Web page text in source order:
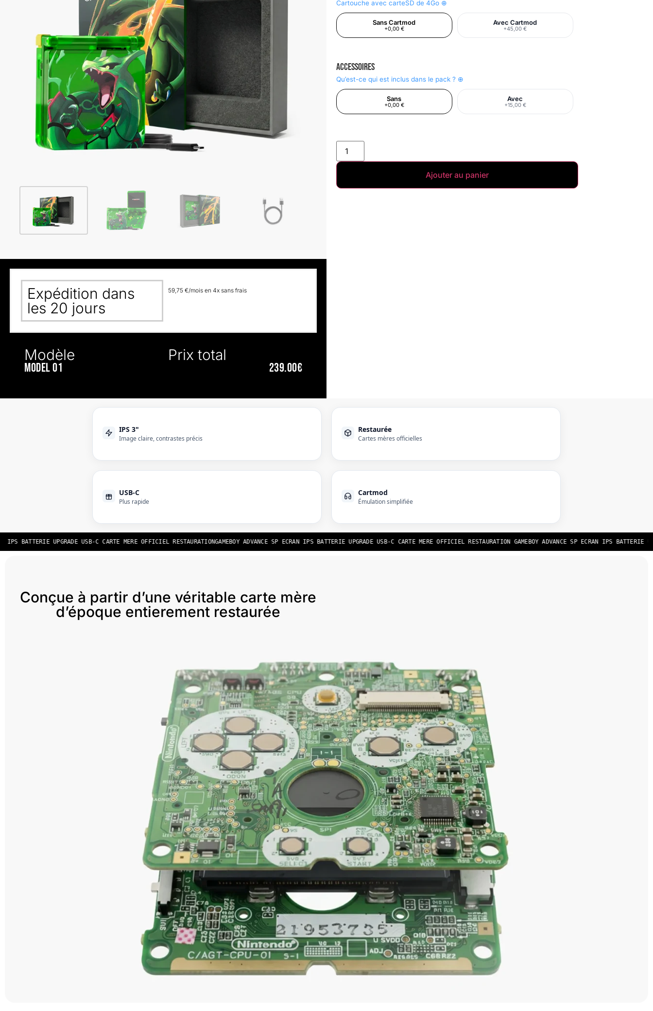
Expédition dans
les 20 jours
59,75 €/mois en 4x sans frais
Modèle
Model 01
Prix total
239.00€
Cartouche avec carteSD de 4Go ⊕
Sans Cartmod
+0,00 €
Avec Cartmod
+45,00 €
Accessoires
Qu’est-ce qui est inclus dans le pack ? ⊕
Sans
+0,00 €
Avec
+15,00 €
Ajouter au panier
IPS 3"
Image claire, contrastes précis
Restaurée
Cartes mères officielles
USB-C
Plus rapide
Cartmod
Émulation simplifiée
BATTERIE UPGRADE USB-C CARTE MERE OFFICIEL RESTAURATIONGAMEBOY ADVANCE SP ECRAN IPS BATTERIE UPGRADE USB-C CARTE MERE OFFICIEL RESTAURATION GAMEBOY ADVANCE SP ECRAN IPS BATTERIE
Conçue à partir d’une véritable carte mère
d’époque entierement restaurée